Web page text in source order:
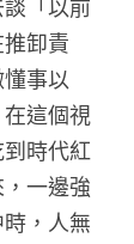
「以前
卸責
事以
這個視
時代紅
一邊強
，人無